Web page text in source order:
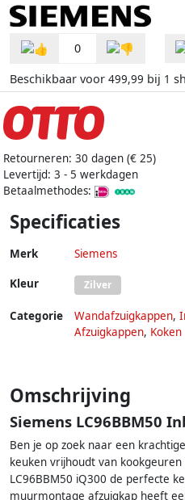
0
Beschikbaar voor 499,99 bij 1
Retourneren: 30 dagen (€ 25)
Levertijd: 3 - 5 werkdagen
Betaalmethodes:
Specificaties
Merk Siemens
Kleur Zilver
Categorie Wandafzuigkappen,
Afzuigkappen, Koken
Omschrijving
Siemens LC96BBM50
Ben je op zoek naar een
keuken vrijhoudt van
LC96BBM50 iQ300 de perfecte
muurmontage afzuigkap heeft